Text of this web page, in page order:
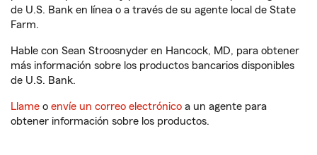
de U.S. Bank en línea o a través de su agente local de State
Farm.
Hable con Sean Stroosnyder en Hancock, MD, para obtener
más información sobre los productos bancarios disponibles
de U.S. Bank.
Llame o envíe un correo electrónico a un agente para
obtener información sobre los productos.